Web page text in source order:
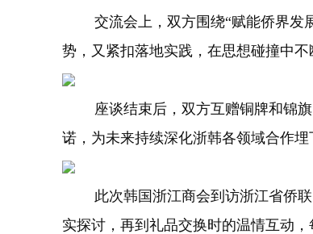
交流会上，双方围绕“赋能侨界发展
势，又紧扣落地实践，在思想碰撞中
座谈结束后，双方互赠铜牌和锦旗
诺，为未来持续深化浙韩各领域合作埋
此次韩国浙江商会到访浙江省侨联
实探讨，再到礼品交换时的温情互动